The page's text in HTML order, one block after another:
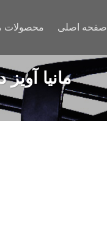
صفحه اصلی محصولات
مانیا آويز